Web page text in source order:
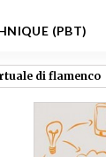
(PBT)
di flamenco